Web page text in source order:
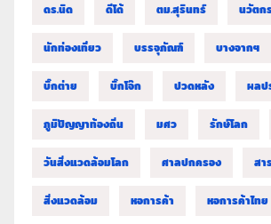
ดร.นิด ดีโด้ ตม.สุรินทร์ นวัตก
นักท่องเที่ยว บรรจุภัณฑ์ บางจากฯ
บิ๊กต่าย บิ๊กโจ๊ก ปวดหลัง ผลป
ภูมิปัญญาท้องถิ่น มศว รักษ์โลก
วันสิ่งแวดล้อมโลก ศาลปกครอง สา
สิ่งแวดล้อม หอการค้า หอการค้าไทย